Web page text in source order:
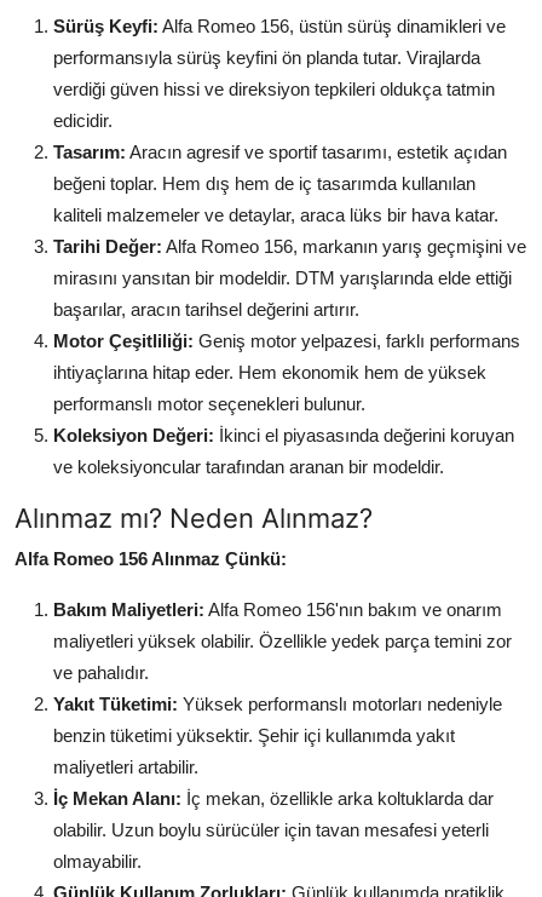
Sürüş Keyfi: Alfa Romeo 156, üstün sürüş dinamikleri ve
performansıyla sürüş keyfini ön planda tutar. Virajlarda
verdiği güven hissi ve direksiyon tepkileri oldukça tatmin
edicidir.
Tasarım: Aracın agresif ve sportif tasarımı, estetik açıdan
beğeni toplar. Hem dış hem de iç tasarımda kullanılan
kaliteli malzemeler ve detaylar, araca lüks bir hava katar.
Tarihi Değer: Alfa Romeo 156, markanın yarış geçmişini ve
mirasını yansıtan bir modeldir. DTM yarışlarında elde ettiği
başarılar, aracın tarihsel değerini artırır.
Motor Çeşitliliği: Geniş motor yelpazesi, farklı performans
ihtiyaçlarına hitap eder. Hem ekonomik hem de yüksek
performanslı motor seçenekleri bulunur.
Koleksiyon Değeri: İkinci el piyasasında değerini koruyan
ve koleksiyoncular tarafından aranan bir modeldir.
Alınmaz mı? Neden Alınmaz?
Alfa Romeo 156 Alınmaz Çünkü:
Bakım Maliyetleri: Alfa Romeo 156'nın bakım ve onarım
maliyetleri yüksek olabilir. Özellikle yedek parça temini zor
ve pahalıdır.
Yakıt Tüketimi: Yüksek performanslı motorları nedeniyle
benzin tüketimi yüksektir. Şehir içi kullanımda yakıt
maliyetleri artabilir.
İç Mekan Alanı: İç mekan, özellikle arka koltuklarda dar
olabilir. Uzun boylu sürücüler için tavan mesafesi yeterli
olmayabilir.
Günlük Kullanım Zorlukları: Günlük kullanımda pratiklik